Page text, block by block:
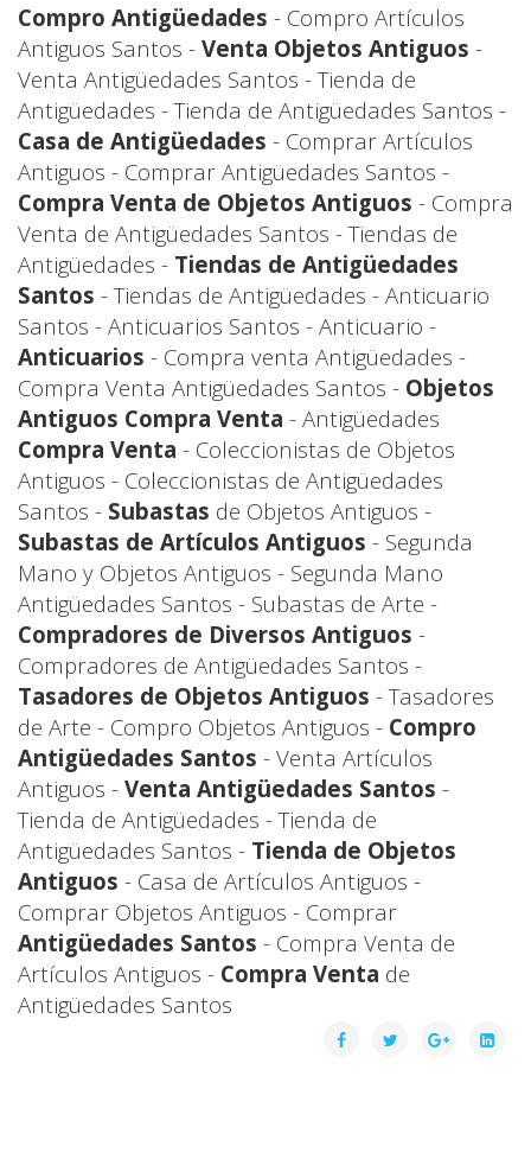
Compro Antigüedades - Compro Artículos
Antiguos Santos - Venta Objetos Antiguos -
Venta Antigüedades Santos - Tienda de
Antigüedades - Tienda de Antigüedades Santos -
Casa de Antigüedades - Comprar Artículos
Antiguos - Comprar Antigüedades Santos -
Compra Venta de Objetos Antiguos - Compra
Venta de Antigüedades Santos - Tiendas de
Antigüedades - Tiendas de Antigüedades
Santos - Tiendas de Antigüedades - Anticuario
Santos - Anticuarios Santos - Anticuario -
Anticuarios - Compra venta Antigüedades -
Compra Venta Antigüedades Santos - Objetos
Antiguos Compra Venta - Antigüedades
Compra Venta - Coleccionistas de Objetos
Antiguos - Coleccionistas de Antigüedades
Santos - Subastas de Objetos Antiguos -
Subastas de Artículos Antiguos - Segunda
Mano y Objetos Antiguos - Segunda Mano
Antigüedades Santos - Subastas de Arte -
Compradores de Diversos Antiguos -
Compradores de Antigüedades Santos -
Tasadores de Objetos Antiguos - Tasadores
de Arte - Compro Objetos Antiguos - Compro
Antigüedades Santos - Venta Artículos
Antiguos - Venta Antigüedades Santos -
Tienda de Antigüedades - Tienda de
Antigüedades Santos - Tienda de Objetos
Antiguos - Casa de Artículos Antiguos -
Comprar Objetos Antiguos - Comprar
Antigüedades Santos - Compra Venta de
Artículos Antiguos - Compra Venta de
Antigüedades Santos